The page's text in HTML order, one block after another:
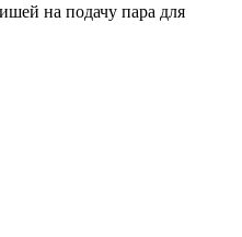
на подачу пара для